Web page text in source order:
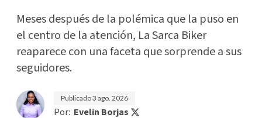
Meses después de la polémica que la puso en
el centro de la atención, La Sarca Biker
reaparece con una faceta que sorprende a sus
seguidores.
Publicado3 ago. 2026
Por: Evelin Borjas